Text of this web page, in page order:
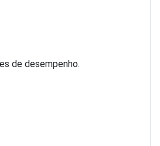
de desempenho.